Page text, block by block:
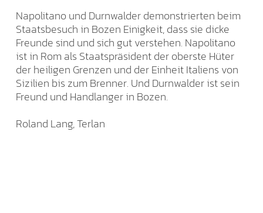
Napolitano und Durnwalder demonstrierten beim
Staatsbesuch in Bozen Einigkeit, dass sie dicke
Freunde sind und sich gut verstehen. Napolitano
ist in Rom als Staatspräsident der oberste Hüter
der heiligen Grenzen und der Einheit Italiens von
Sizilien bis zum Brenner. Und Durnwalder ist sein
Freund und Handlanger in Bozen.
Roland Lang, Terlan